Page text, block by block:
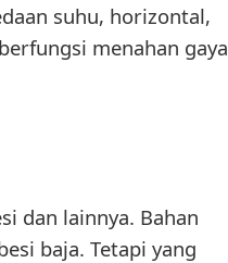
suhu, horizontal,
menahan gaya
dan lainnya. Bahan
baja. Tetapi yang